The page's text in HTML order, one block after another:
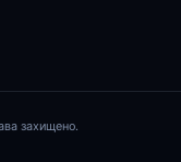
захищено.